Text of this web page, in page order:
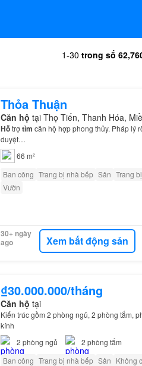
1-30 trong số
Thỏa Thuận
Căn hộ tại Thọ Tiến, Thanh Hóa,
Hỗtrợtìm căn hộ hợp phong thủy. Pháp lý
duyệt…
66 m²
Ban công Trang bị nhà bếp Sân Trang
Vườn
30+ ngày
ago
Xem bất động sản
₫30.000.000/tháng
Căn hộ tại
Kiến trúc gồm 2 phòng ngủ, 2 phòng tắm,
kính
2 phòng ngủ 2 phòng tắm
Ban công Trang bị nhà bếp Sân Không